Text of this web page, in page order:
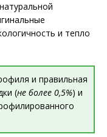
и тепло
и правильная
(не более 0,5%) и